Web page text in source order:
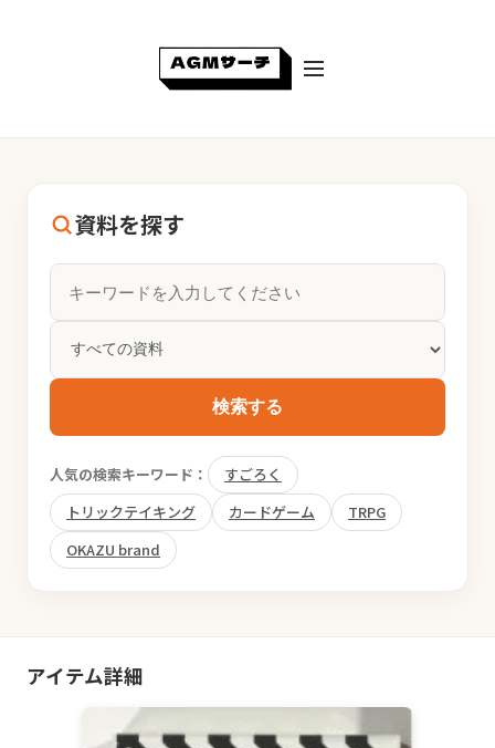
資料を探す
検索する
人気の検索キーワード：
すごろく
トリックテイキング
カードゲーム
TRPG
OKAZU brand
アイテム詳細